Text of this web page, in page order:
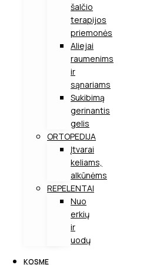
šalčio
terapijos
priemonės
Aliejai
raumenims
ir
sąnariams
Sukibimą
gerinantis
gelis
ORTOPEDIJA
Įtvarai
keliams,
alkūnėms
REPELENTAI
Nuo
erkių
ir
uodų
KOSME